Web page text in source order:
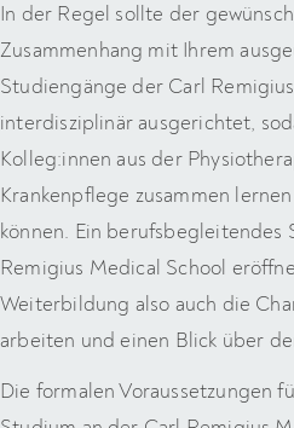
In der Regel sollte der
Zusammenhang mit Ihrem
Studiengänge der Carl
interdisziplinär ausgerichtet,
Kolleg:innen aus der
Krankenpflege zusammen
können. Ein berufsbegleitendes
Remigius Medical School
Weiterbildung also auch die
arbeiten und einen Blick über
Die formalen Voraussetzungen